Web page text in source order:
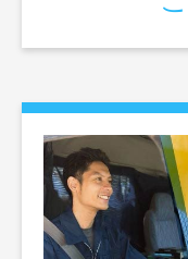
魚・精肉・